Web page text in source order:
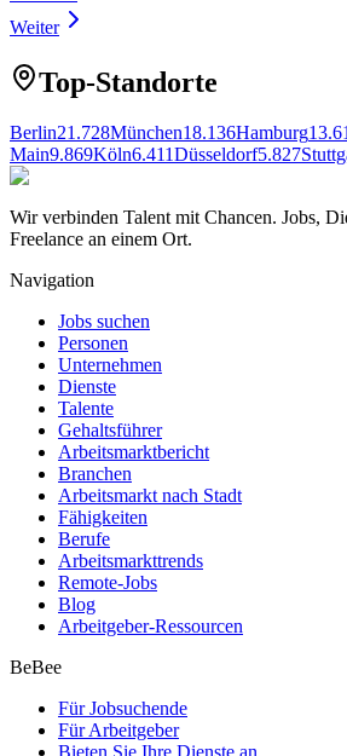
Weiter
Top-Standorte
Berlin21.728München18.136Hamburg
Main9.869Köln6.411Düsseldorf5.827
Wir verbinden Talent mit Chancen. Jobs,
Freelance an einem Ort.
Navigation
Jobs suchen
Personen
Unternehmen
Dienste
Talente
Gehaltsführer
Arbeitsmarktbericht
Branchen
Arbeitsmarkt nach Stadt
Fähigkeiten
Berufe
Arbeitsmarkttrends
Remote-Jobs
Blog
Arbeitgeber-Ressourcen
BeBee
Für Jobsuchende
Für Arbeitgeber